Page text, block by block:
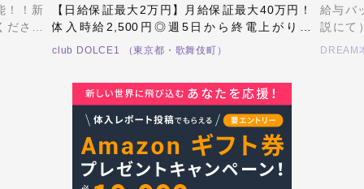
！！新
さる
【日給保証最大2万円】月給保証最大40万円！
体入時給2,500円◎週5日から終電上がりも
OK！未経験者、経験者大募集！！TikTokでも話
club DOLCE1 （東京都・歌舞伎町）
給与バ
説にて
ーショ
DREAM